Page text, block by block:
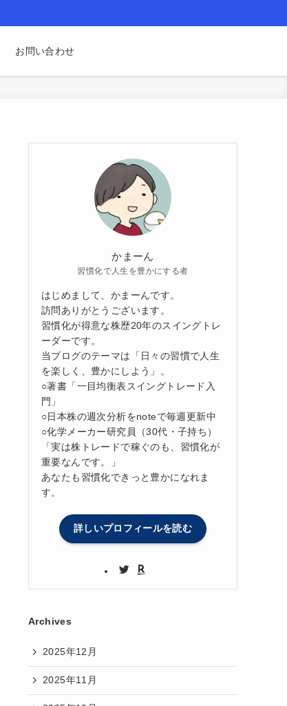
お問い合わせ
かまーん
習慣化で人生を豊かにする者
はじめまして、かまーんです。
訪問ありがとうございます。
習慣化が得意な株歴20年のスイングトレ
ーダーです。
当ブログのテーマは「日々の習慣で人生
を楽しく、豊かにしよう」。
○著書「一目均衡表スイングトレード入
門」
○日本株の週次分析をnoteで毎週更新中
○化学メーカー研究員（30代・子持ち）
「実は株トレードで稼ぐのも、習慣化が
重要なんです。」
あなたも習慣化できっと豊かになれま
す。
詳しいプロフィールを読む
Archives
2025年12月
2025年11月